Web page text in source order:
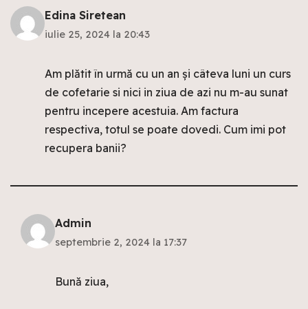
Edina Siretean
iulie 25, 2024 la 20:43
Am plătit în urmă cu un an și câteva luni un curs
de cofetarie si nici in ziua de azi nu m-au sunat
pentru incepere acestuia. Am factura
respectiva, totul se poate dovedi. Cum imi pot
recupera banii?
Admin
septembrie 2, 2024 la 17:37
Bună ziua,